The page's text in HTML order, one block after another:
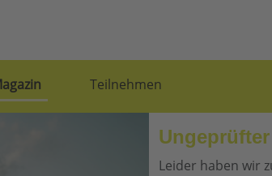
Teilnehmen
Leider haben wir